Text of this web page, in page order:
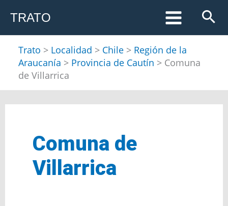
contenido
TRATO
Trato > Localidad > Chile > Región de la
Araucanía > Provincia de Cautín > Comuna
de Villarrica
Comuna de
Villarrica